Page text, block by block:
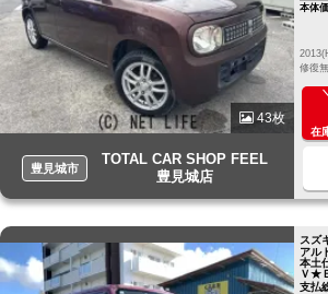
43枚
豊見城市
TOTAL CAR SHOP FEEL
豊見城店
本体
修復
在
スズ
アル
本土
Ｖ★
ッシ
支払